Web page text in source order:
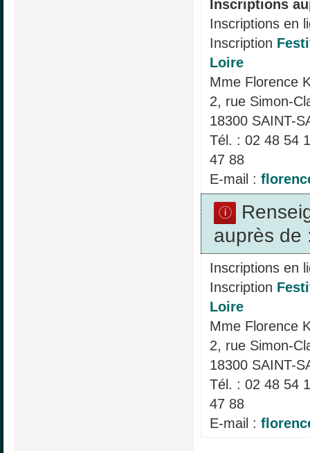
Inscriptions
Inscriptions en
Inscription
Loire
Mme Florence
2, rue Simon-
18300 SAINT-
Tél. : 02 48 54
47 88
E-mail :
auprès de
Inscriptions en
Inscription
Loire
Mme Florence
2, rue Simon-
18300 SAINT-
Tél. : 02 48 54
47 88
E-mail :